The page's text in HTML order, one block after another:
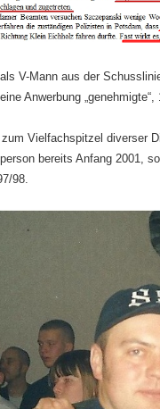
V-Mann aus der
Anwerbung „genehmigte“,
zum Vielfachspitzel diverser
bereits Anfang 2001,
98.